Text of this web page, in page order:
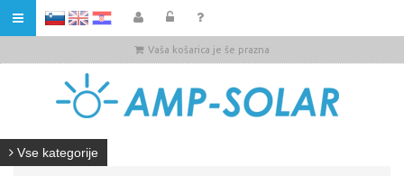
HR
Vaša košarica je še prazna
Vse kategorije